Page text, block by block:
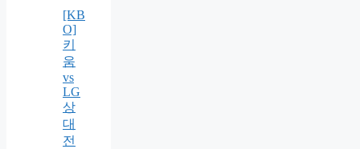
[KB
O]
키
움
vs
LG
상
대
전